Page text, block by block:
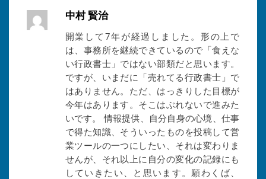
中村 賢治
開業して7年が経過しました。形の上で
は、事務所を継続できているので「食えな
い行政書士」ではない部類だと思います。
ですが、いまだに「売れてる行政書士」で
はありません。ただ、はっきりした目標が
今年はあります。そこはぶれないで進みた
いです。 情報提供、自分自身の心境、仕事
で得た知識、そういったものを投稿して営
業ツールの一つにしたい、それは変わりま
せんが、それ以上に自分の変化の記録にも
していきたい、と思います。願わくば、